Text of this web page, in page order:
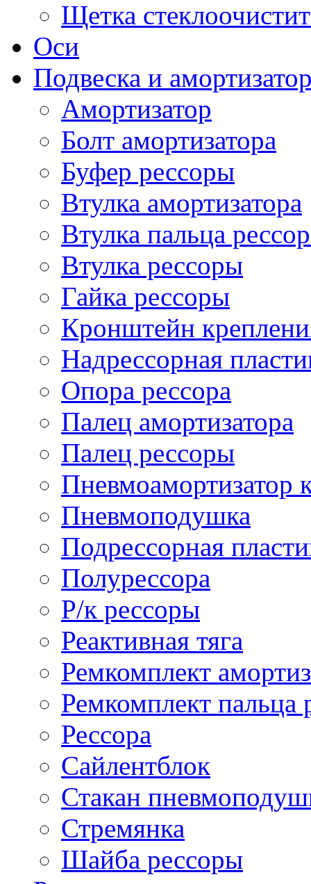
Щетка
Оси
Подвеска и
Амортизатор
Болт амортизатора
Буфер рессоры
Втулка амортизатора
Втулка пальца
Втулка рессоры
Гайка рессоры
Кронштейн
Надрессорная
Опора рессора
Палец амортизатора
Палец рессоры
Пневмоамортизатор
Пневмоподушка
Подрессорная
Полурессора
Р/к рессоры
Реактивная тяга
Ремкомплект
Ремкомплект пальца
Рессора
Сайлентблок
Стакан
Стремянка
Шайба рессоры